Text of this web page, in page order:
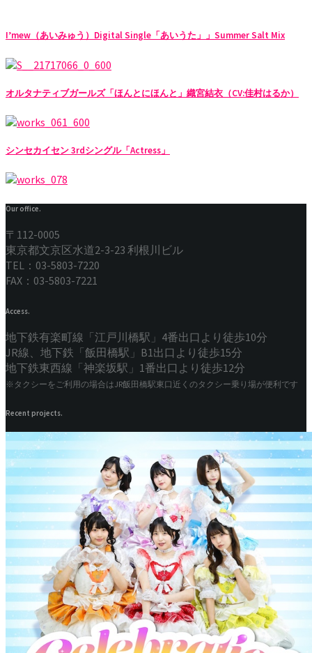
I’mew（あいみゅう）Digital Single「あいうた」」Summer Salt Mix
オルタナティブガールズ「ほんとにほんと」織宮結衣（CV:佳村はるか）
シンセカイセン 3rdシングル「Actress」
Our office.
〒112-0005
東京都文京区水道2-3-23 利根川ビル
TEL：03-5803-7220
FAX：03-5803-7221
Access.
地下鉄有楽町線「江戸川橋駅」4番出口より徒歩10分
JR線、地下鉄「飯田橋駅」B1出口より徒歩15分
地下鉄東西線「神楽坂駅」1番出口より徒歩12分
※タクシーをご利用の場合はJR飯田橋駅東口近くのタクシー乗り場が便利です
Recent projects.